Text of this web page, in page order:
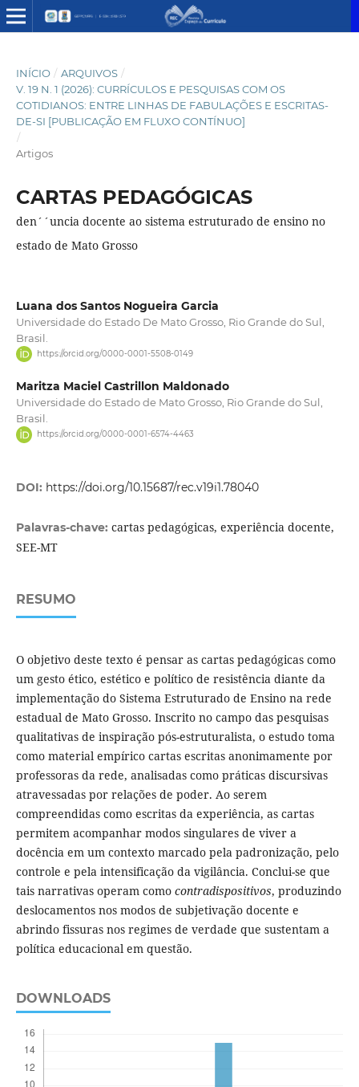
INÍCIO / ARQUIVOS /
V. 19 N. 1 (2026): CURRÍCULOS E PESQUISAS COM OS
COTIDIANOS: ENTRE LINHAS DE FABULAÇÕES E ESCRITAS-
DE-SI [PUBLICAÇÃO EM FLUXO CONTÍNUO]
/
Artigos
CARTAS PEDAGÓGICAS
den´´uncia docente ao sistema estruturado de ensino no
estado de Mato Grosso
Luana dos Santos Nogueira Garcia
Universidade do Estado De Mato Grosso, Rio Grande do Sul,
Brasil.
https://orcid.org/0000-0001-5508-0149
Maritza Maciel Castrillon Maldonado
Universidade do Estado de Mato Grosso, Rio Grande do Sul,
Brasil.
https://orcid.org/0000-0001-6574-4463
DOI: https://doi.org/10.15687/rec.v19i1.78040
Palavras-chave: cartas pedagógicas, experiência docente,
SEE-MT
RESUMO
O objetivo deste texto é pensar as cartas pedagógicas como
um gesto ético, estético e político de resistência diante da
implementação do Sistema Estruturado de Ensino na rede
estadual de Mato Grosso. Inscrito no campo das pesquisas
qualitativas de inspiração pós-estruturalista, o estudo toma
como material empírico cartas escritas anonimamente por
professoras da rede, analisadas como práticas discursivas
atravessadas por relações de poder. Ao serem
compreendidas como escritas da experiência, as cartas
permitem acompanhar modos singulares de viver a
docência em um contexto marcado pela padronização, pelo
controle e pela intensificação da vigilância. Conclui-se que
tais narrativas operam como contradispositivos, produzindo
deslocamentos nos modos de subjetivação docente e
abrindo fissuras nos regimes de verdade que sustentam a
política educacional em questão.
DOWNLOADS